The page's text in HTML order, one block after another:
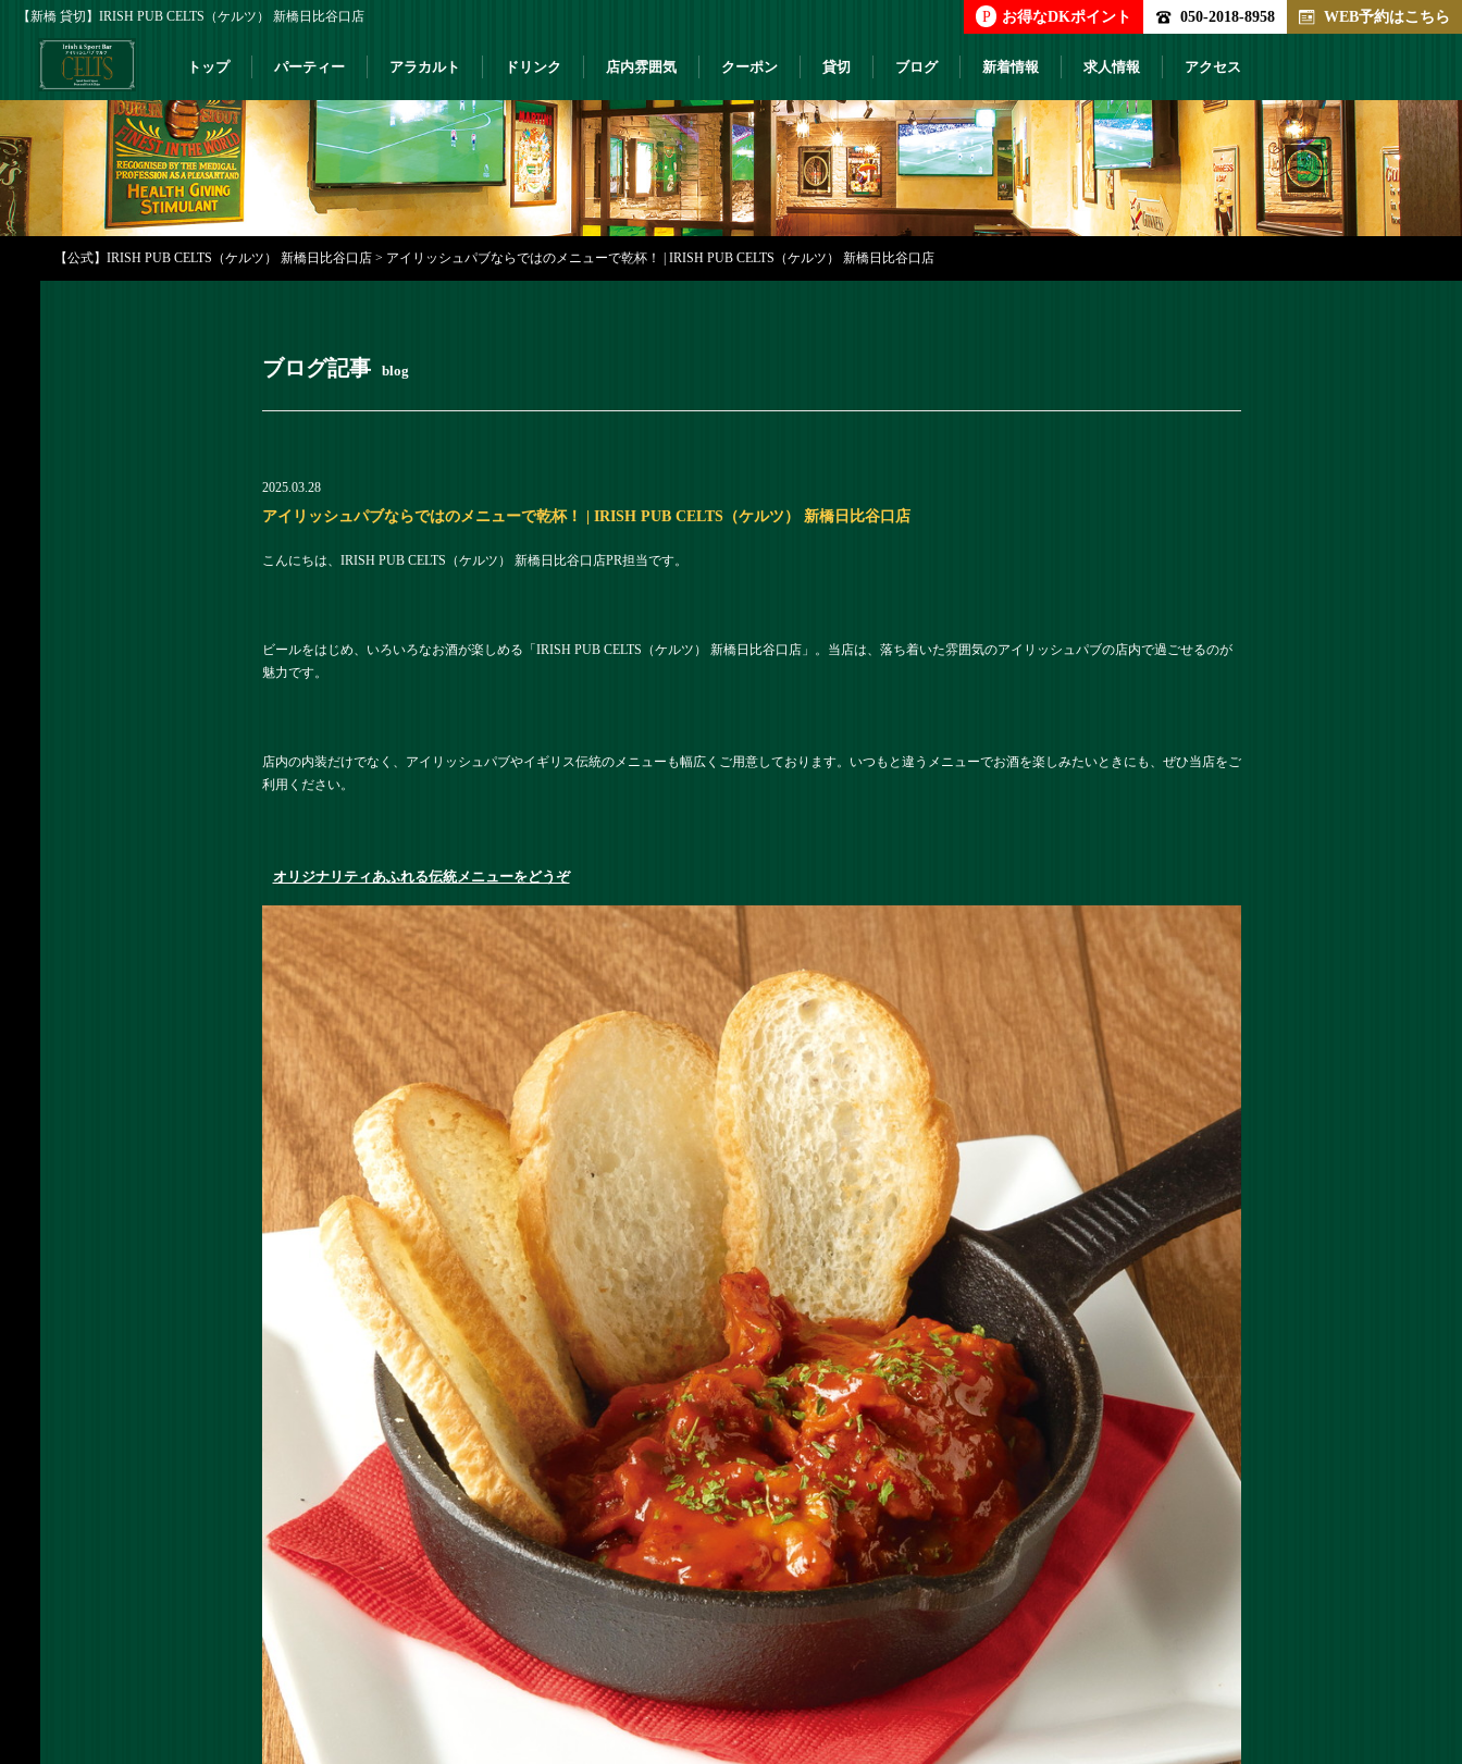
【新橋 貸切】IRISH PUB CELTS（ケルツ） 新橋日比谷口店 P お得なDKポイント 050-2018-8958 WEB予約はこちら
トップ パーティー アラカルト ドリンク 店内雰囲気 クーポン 貸切 ブログ 新着情報 求人情報 アクセス
【公式】IRISH PUB CELTS（ケルツ） 新橋日比谷口店 > アイリッシュパブならではのメニューで乾杯！ | IRISH PUB CELTS（ケルツ） 新橋日比谷口店
ブログ記事 blog
2025.03.28
アイリッシュパブならではのメニューで乾杯！ | IRISH PUB CELTS（ケルツ） 新橋日比谷口店
こんにちは、IRISH PUB CELTS（ケルツ） 新橋日比谷口店PR担当です。
ビールをはじめ、いろいろなお酒が楽しめる「IRISH PUB CELTS（ケルツ） 新橋日比谷口店」。当店は、落ち着いた雰囲気のアイリッシュパブの店内で過ごせるのが
魅力です。
店内の内装だけでなく、アイリッシュパブやイギリス伝統のメニューも幅広くご用意しております。いつもと違うメニューでお酒を楽しみたいときにも、ぜひ当店をご
利用ください。
オリジナリティあふれる伝統メニューをどうぞ